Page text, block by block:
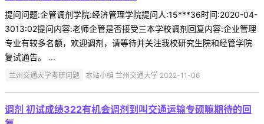
提问问题:企管调剂学院:经济管理学院提问人:15***36时间:2020-04-
3013:02提问内容:老师企管是否接受三本学校调剂回复内容:企业管理
专业有较多名额，欢迎调剂，请等待并关注我校研究生院和经管学院
复试通告。 ...
兰州交通大学考研问题 本站小编 兰州交通大学 2022-11-06
调剂 初试成绩322有机会调剂到叫交通运输专硕嘛期待的回